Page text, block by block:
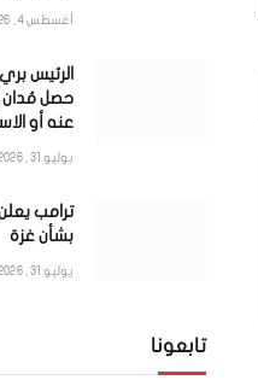
أغسطس 4, 2026
الرئيس
حصل مُدان
عنه أو
يوليو 31, 2026
ترامب
بشأن غزة
يوليو 31, 2026
تابعونا